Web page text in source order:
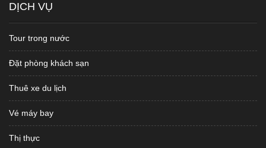
DỊCH VỤ
Tour trong nước
Đặt phòng khách sạn
Thuê xe du lịch
Vé máy bay
Thị thực